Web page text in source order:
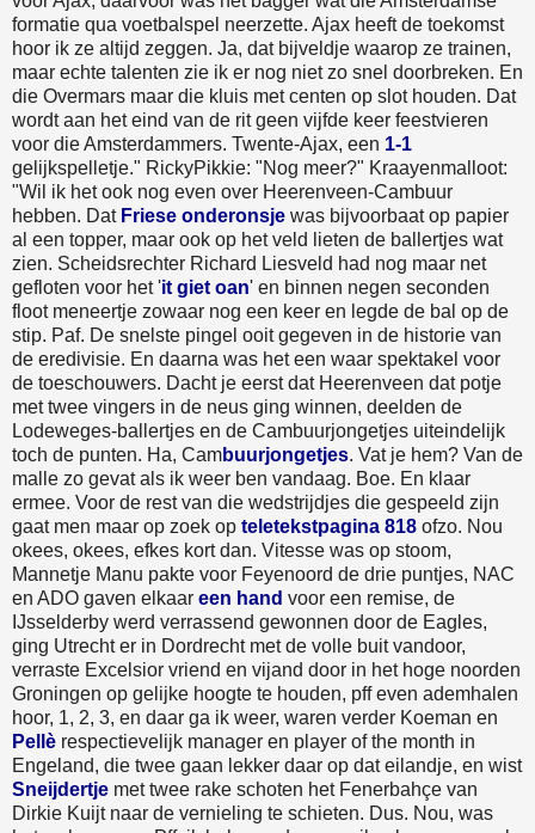
formatie qua voetbalspel neerzette. Ajax heeft de toekomst
hoor ik ze altijd zeggen. Ja, dat bijveldje waarop ze trainen,
maar echte talenten zie ik er nog niet zo snel doorbreken. En
die Overmars maar die kluis met centen op slot houden. Dat
wordt aan het eind van de rit geen vijfde keer feestvieren
voor die Amsterdammers. Twente-Ajax, een 1-1
gelijkspelletje." RickyPikkie: "Nog meer?" Kraayenmalloot:
"Wil ik het ook nog even over Heerenveen-Cambuur
hebben. Dat Friese onderonsje was bijvoorbaat op papier
al een topper, maar ook op het veld lieten de ballertjes wat
zien. Scheidsrechter Richard Liesveld had nog maar net
gefloten voor het 'it giet oan' en binnen negen seconden
floot meneertje zowaar nog een keer en legde de bal op de
stip. Paf. De snelste pingel ooit gegeven in de historie van
de eredivisie. En daarna was het een waar spektakel voor
de toeschouwers. Dacht je eerst dat Heerenveen dat potje
met twee vingers in de neus ging winnen, deelden de
Lodeweges-ballertjes en de Cambuurjongetjes uiteindelijk
toch de punten. Ha, Cambuurjongetjes. Vat je hem? Van de
malle zo gevat als ik weer ben vandaag. Boe. En klaar
ermee. Voor de rest van die wedstrijdjes die gespeeld zijn
gaat men maar op zoek op teletekstpagina 818 ofzo. Nou
okees, okees, efkes kort dan. Vitesse was op stoom,
Mannetje Manu pakte voor Feyenoord de drie puntjes, NAC
en ADO gaven elkaar een hand voor een remise, de
IJsselderby werd verrassend gewonnen door de Eagles,
ging Utrecht er in Dordrecht met de volle buit vandoor,
verraste Excelsior vriend en vijand door in het hoge noorden
Groningen op gelijke hoogte te houden, pff even ademhalen
hoor, 1, 2, 3, en daar ga ik weer, waren verder Koeman en
Pellè respectievelijk manager en player of the month in
Engeland, die twee gaan lekker daar op dat eilandje, en wist
Sneijdertje met twee rake schoten het Fenerbahçe van
Dirkie Kuijt naar de vernieling te schieten. Dus. Nou, was